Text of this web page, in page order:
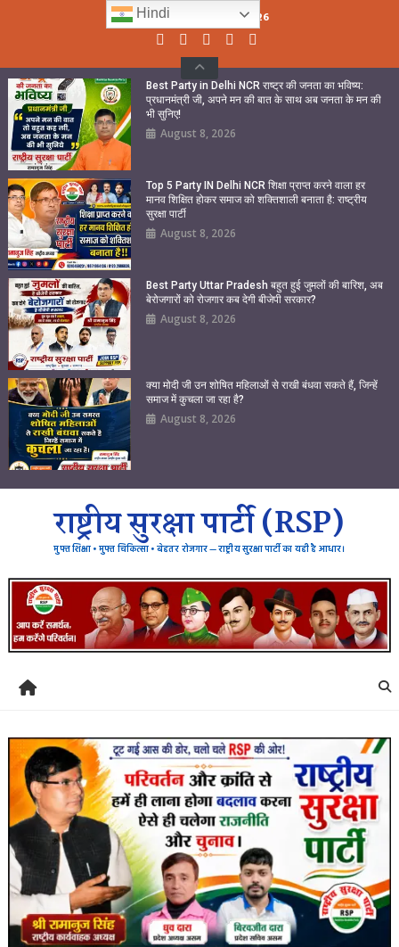
Sunday, August 09, 2026
Best Party in Delhi NCR राष्ट्र की जनता का भविष्य:
प्रधानमंत्री जी, अपने मन की बात के साथ अब जनता के मन की
भी सुनिए!
August 8, 2026
Top 5 Party IN Delhi NCR शिक्षा प्राप्त करने वाला हर
मानव शिक्षित होकर समाज को शक्तिशाली बनाता है: राष्ट्रीय
सुरक्षा पार्टी
August 8, 2026
Best Party Uttar Pradesh बहुत हुई जुमलों की बारिश, अब
बेरोजगारों को रोजगार कब देगी बीजेपी सरकार?
August 8, 2026
क्या मोदी जी उन शोषित महिलाओं से राखी बंधवा सकते हैं, जिन्हें
समाज में कुचला जा रहा है?
August 8, 2026
राष्ट्रीय सुरक्षा पार्टी (RSP)
मुफ्त शिक्षा • मुफ्त चिकित्सा • बेहतर रोजगार — राष्ट्रीय सुरक्षा पार्टी का यही है आधार।
Hindi